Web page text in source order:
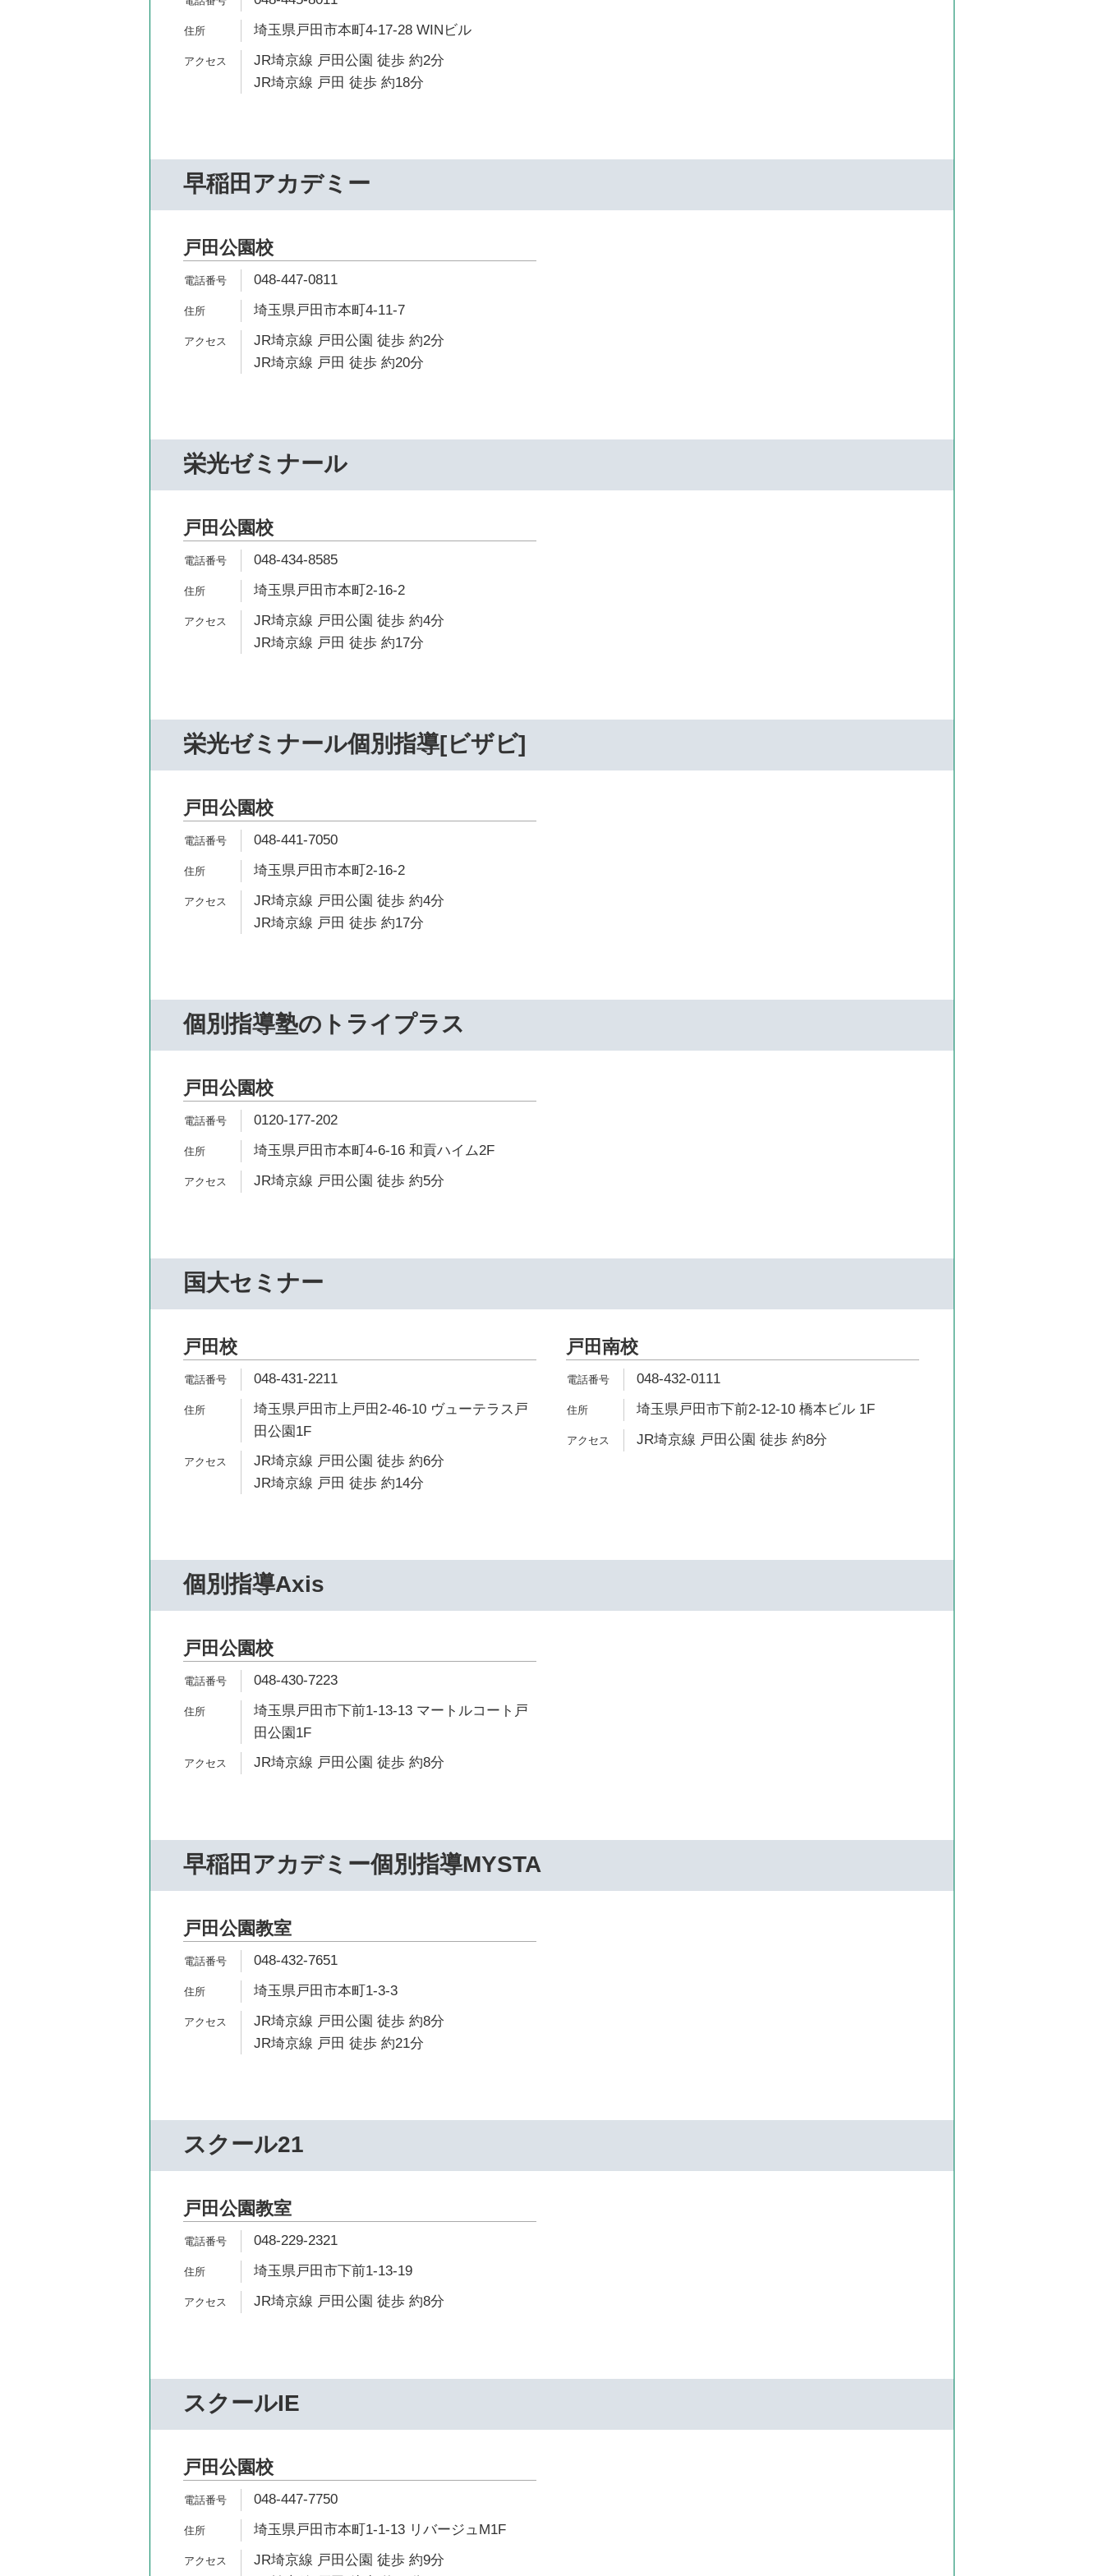
埼玉県戸田市本町4-17-28 WINビル
JR埼京線 戸田公園 徒歩 約2分
JR埼京線 戸田 徒歩 約18分
早稲田アカデミー
戸田公園校
048-447-0811
埼玉県戸田市本町4-11-7
JR埼京線 戸田公園 徒歩 約2分
JR埼京線 戸田 徒歩 約20分
栄光ゼミナール
戸田公園校
048-434-8585
埼玉県戸田市本町2-16-2
JR埼京線 戸田公園 徒歩 約4分
JR埼京線 戸田 徒歩 約17分
栄光ゼミナール個別指導[ビザビ]
戸田公園校
048-441-7050
埼玉県戸田市本町2-16-2
JR埼京線 戸田公園 徒歩 約4分
JR埼京線 戸田 徒歩 約17分
個別指導塾のトライプラス
戸田公園校
0120-177-202
埼玉県戸田市本町4-6-16 和貢ハイム2F
JR埼京線 戸田公園 徒歩 約5分
国大セミナー
戸田校
048-431-2211
埼玉県戸田市上戸田2-46-10 ヴューテラス戸
田公園1F
JR埼京線 戸田公園 徒歩 約6分
JR埼京線 戸田 徒歩 約14分
戸田南校
048-432-0111
埼玉県戸田市下前2-12-10 橋本ビル 1F
JR埼京線 戸田公園 徒歩 約8分
個別指導Axis
戸田公園校
048-430-7223
埼玉県戸田市下前1-13-13 マートルコート戸
田公園1F
JR埼京線 戸田公園 徒歩 約8分
早稲田アカデミー個別指導MYSTA
戸田公園教室
048-432-7651
埼玉県戸田市本町1-3-3
JR埼京線 戸田公園 徒歩 約8分
JR埼京線 戸田 徒歩 約21分
スクール21
戸田公園教室
048-229-2321
埼玉県戸田市下前1-13-19
JR埼京線 戸田公園 徒歩 約8分
スクールIE
戸田公園校
048-447-7750
埼玉県戸田市本町1-1-13 リバージュM1F
JR埼京線 戸田公園 徒歩 約9分